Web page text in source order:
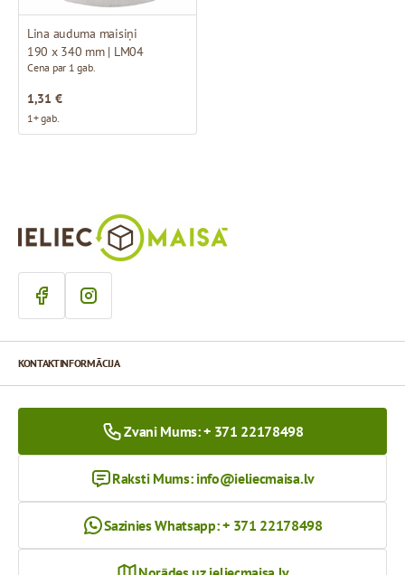
Lina auduma maisiņi
190 x 340 mm | LM04
Cena par 1 gab.
1,31 €
1+ gab.
KONTAKTINFORMĀCIJA
Zvani Mums: + 371 22178498
Raksti Mums: info@ieliecmaisa.lv
Sazinies Whatsapp: + 371 22178498